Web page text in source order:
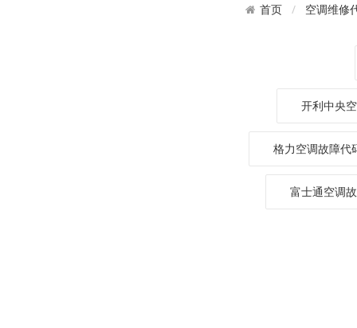
首页 空调维修
开利中央
格力空调故障代
富士通空调